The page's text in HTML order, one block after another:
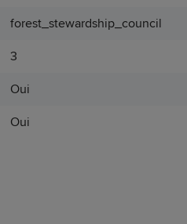
forest_stewardship_council
3
Oui
Oui